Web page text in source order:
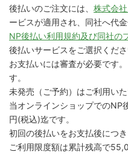
後払いのご注文には、 株式会
ービスが適用され、同社へ代金
NP後払い利用規約及び同社の
後払いサービスをご選択くださ
お支払いには審査が必要です
す。
未発売（ご予約）はご利用いた
当オンラインショップでの
円(税込)迄です。
初回の後払いをお支払後につ
ご利用限度額は累計残高で